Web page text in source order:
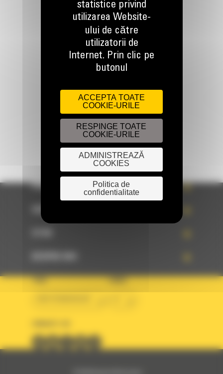
Apelati-ne
0800 89 10 10
Scrieti-ne
TRIMITETI O CERERE
PRODUSE
TARA LIMBA
statistice privind
utilizarea Website-
ului de către
utilizatorii de
Internet. Prin clic pe
butonul
ACCEPTA TOATE
COOKIE-URILE
RESPINGE TOATE
COOKIE-URILE
ADMINISTREAZĂ
COOKIES
Politica de
confidentialitate